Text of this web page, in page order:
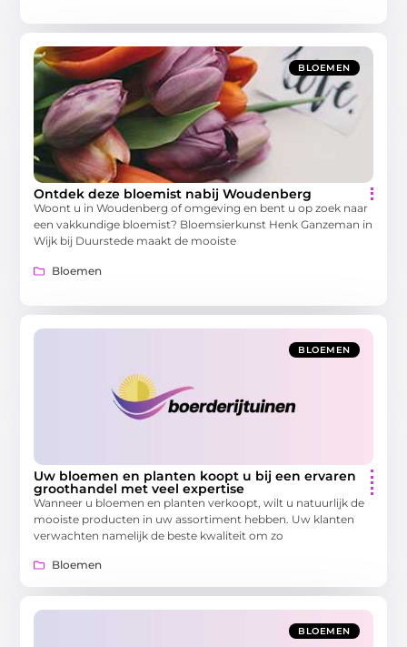
BLOEMEN
Ontdek deze bloemist nabij Woudenberg
Woont u in Woudenberg of omgeving en bent u op zoek naar
een vakkundige bloemist? Bloemsierkunst Henk Ganzeman in
Wijk bij Duurstede maakt de mooiste
Bloemen
BLOEMEN
Uw bloemen en planten koopt u bij een ervaren
groothandel met veel expertise
Wanneer u bloemen en planten verkoopt, wilt u natuurlijk de
mooiste producten in uw assortiment hebben. Uw klanten
verwachten namelijk de beste kwaliteit om zo
Bloemen
BLOEMEN